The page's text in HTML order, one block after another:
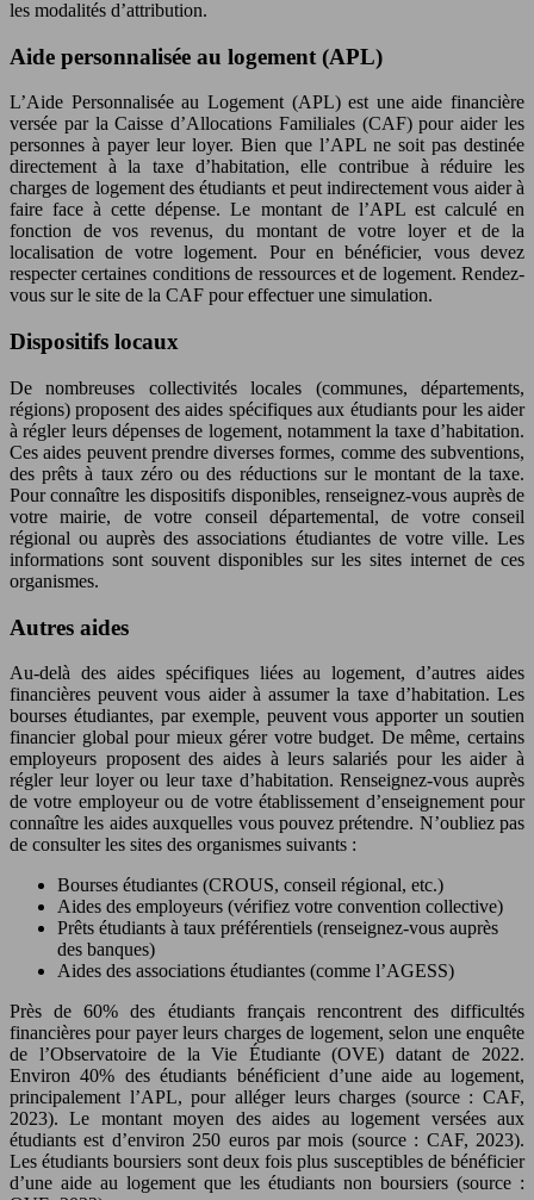
les modalités d’attribution.
Aide personnalisée au logement (APL)
L’Aide Personnalisée au Logement (APL) est une aide financière
versée par la Caisse d’Allocations Familiales (CAF) pour aider les
personnes à payer leur loyer. Bien que l’APL ne soit pas destinée
directement à la taxe d’habitation, elle contribue à réduire les
charges de logement des étudiants et peut indirectement vous aider à
faire face à cette dépense. Le montant de l’APL est calculé en
fonction de vos revenus, du montant de votre loyer et de la
localisation de votre logement. Pour en bénéficier, vous devez
respecter certaines conditions de ressources et de logement. Rendez-
vous sur le site de la CAF pour effectuer une simulation.
Dispositifs locaux
De nombreuses collectivités locales (communes, départements,
régions) proposent des aides spécifiques aux étudiants pour les aider
à régler leurs dépenses de logement, notamment la taxe d’habitation.
Ces aides peuvent prendre diverses formes, comme des subventions,
des prêts à taux zéro ou des réductions sur le montant de la taxe.
Pour connaître les dispositifs disponibles, renseignez-vous auprès de
votre mairie, de votre conseil départemental, de votre conseil
régional ou auprès des associations étudiantes de votre ville. Les
informations sont souvent disponibles sur les sites internet de ces
organismes.
Autres aides
Au-delà des aides spécifiques liées au logement, d’autres aides
financières peuvent vous aider à assumer la taxe d’habitation. Les
bourses étudiantes, par exemple, peuvent vous apporter un soutien
financier global pour mieux gérer votre budget. De même, certains
employeurs proposent des aides à leurs salariés pour les aider à
régler leur loyer ou leur taxe d’habitation. Renseignez-vous auprès
de votre employeur ou de votre établissement d’enseignement pour
connaître les aides auxquelles vous pouvez prétendre. N’oubliez pas
de consulter les sites des organismes suivants :
Bourses étudiantes (CROUS, conseil régional, etc.)
Aides des employeurs (vérifiez votre convention collective)
Prêts étudiants à taux préférentiels (renseignez-vous auprès
des banques)
Aides des associations étudiantes (comme l’AGESS)
Près de 60% des étudiants français rencontrent des difficultés
financières pour payer leurs charges de logement, selon une enquête
de l’Observatoire de la Vie Étudiante (OVE) datant de 2022.
Environ 40% des étudiants bénéficient d’une aide au logement,
principalement l’APL, pour alléger leurs charges (source : CAF,
2023). Le montant moyen des aides au logement versées aux
étudiants est d’environ 250 euros par mois (source : CAF, 2023).
Les étudiants boursiers sont deux fois plus susceptibles de bénéficier
d’une aide au logement que les étudiants non boursiers (source :